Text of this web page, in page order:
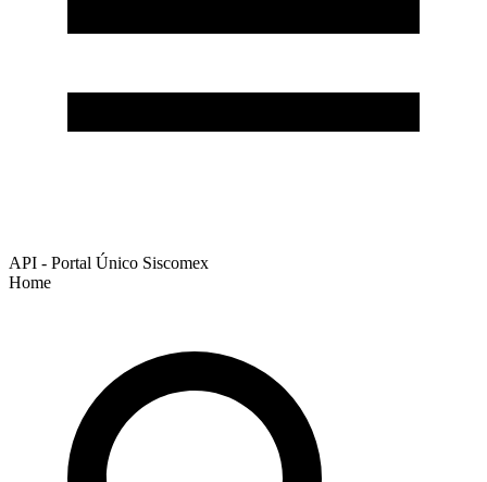
API - Portal Único Siscomex
Home